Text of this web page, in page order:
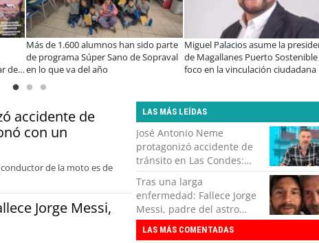
de
Más de 1.600 alumnos han sido parte
de programa Súper Sano de Sopraval
en lo que va del año
Miguel Palacios asume la
de Magallanes Puerto
foco en la vinculación ciudadana
accidente de
con un
de la moto es de
Jorge Messi,
LAS MÁS LEÍDAS
José Antonio Neme
protagonizó accidente de
tránsito en Las Condes:
Colisionó con un
motociclista
Tras una larga
enfermedad: Fallece Jorge
Messi, padre del astro
argentino
LAS MÁS COMENTADAS